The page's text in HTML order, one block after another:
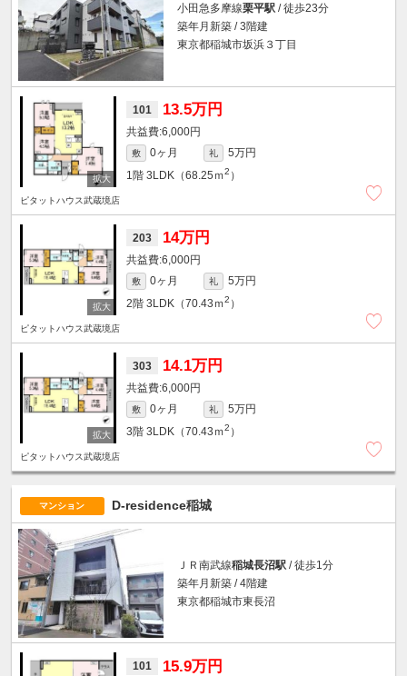
小田急多摩線栗平駅 / 徒歩23分
築年月新築 / 3階建
東京都稲城市坂浜３丁目
101 13.5万円
6,000円
敷 0ヶ月 礼
5万円
1階 3LDK（68.25ｍ2 ）
ピタットハウス武蔵境店
203 14万円
6,000円
敷 0ヶ月 礼
5万円
2階 3LDK（70.43ｍ2 ）
ピタットハウス武蔵境店
303 14.1万円
6,000円
敷 0ヶ月 礼
5万円
3階 3LDK（70.43ｍ2 ）
ピタットハウス武蔵境店
マンション D-residence稲城
ＪＲ南武線稲城長沼駅 / 徒歩1分
築年月新築 / 4階建
東京都稲城市東長沼
101 15.9万円